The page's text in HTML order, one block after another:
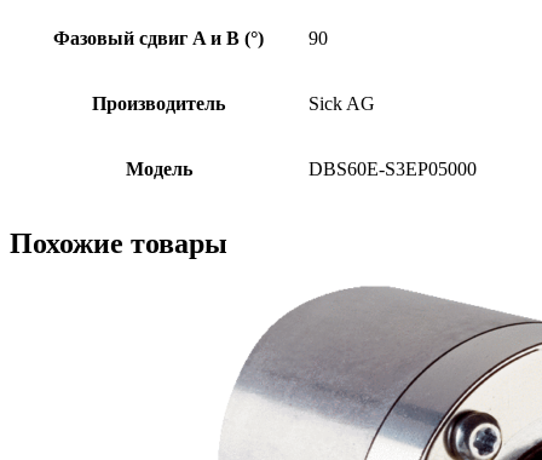
Фазовый сдвиг A и B (°) 90
Производитель Sick AG
Модель DBS60E-S3EP05000
Похожие товары